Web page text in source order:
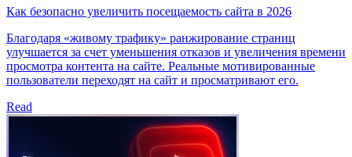
Как безопасно увеличить посещаемость сайта в 2026
Благодаря «живому трафику» ранжирование страниц
улучшается за счет уменьшения отказов и увеличения времени
просмотра контента на сайте. Реальные мотивированные
пользователи переходят на сайт и просматривают его.
Read